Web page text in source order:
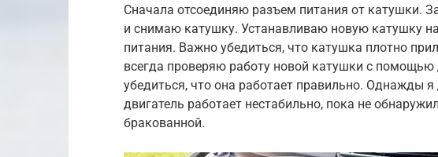
Сначала отсоединяю разъем питания от катушки.
и снимаю катушку. Устанавливаю новую катушку
питания. Важно убедиться, что катушка плотно
всегда проверяю работу новой катушки с помощью
убедиться, что она работает правильно. Однажды
двигатель работает нестабильно, пока не
бракованной.